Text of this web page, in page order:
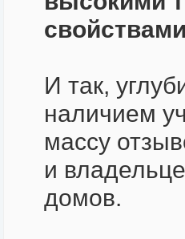
И так,
наличием
массу
и
домов.